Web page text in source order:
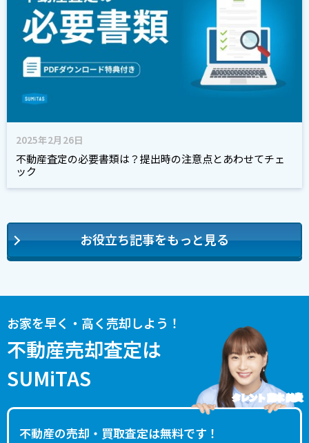
2025年2月26日
不動産査定の必要書類は？提出時の注意点とあわせてチェ
ック
お役立ち記事をもっと見る
お家を早く・高く売却しよう！
不動産売却査定は
SUMiTAS
不動産の売却・買取査定は無料です！
タレント 藤本 美貴